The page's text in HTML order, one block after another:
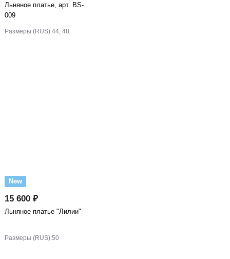
Льняное платье, арт. BS-
009
Размеры (RUS):44, 48
New
15 600 ₽
Льняное платье "Лилии"
Размеры (RUS):50